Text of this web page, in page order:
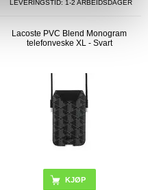
LEVERINGSTID: 1-2 ARBEIDSDAGER
Lacoste PVC Blend Monogram
telefonveske XL - Svart